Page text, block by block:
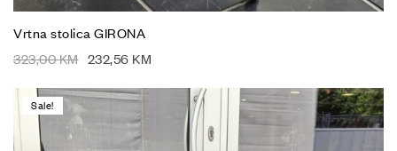
Vrtna stolica GIRONA
323,00KM 232,56 KM
Sale!